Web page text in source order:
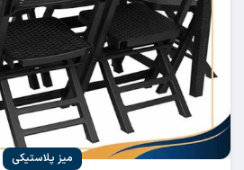
میز پلاستیکی